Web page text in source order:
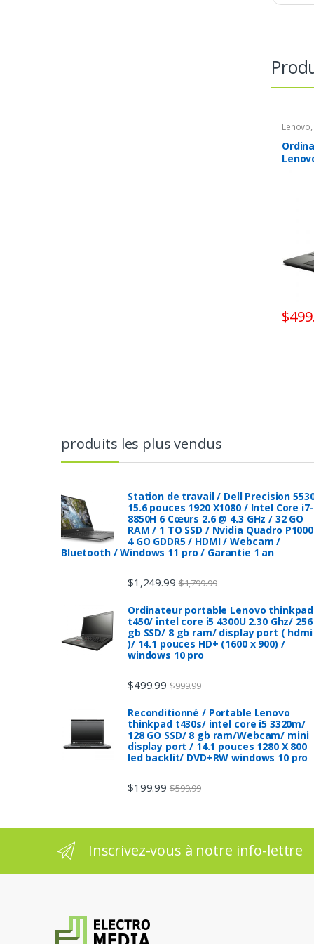
Lenovo,
ram/
14.1
900)
$
produits les plus vendus
Station de travail / Dell Precision
15.6 pouces 1920 X1080 / Intel Core i7-
8850H 6 Cœurs 2.6 @ 4.3 GHz / 32 GO
RAM / 1 TO SSD / Nvidia Quadro P1000
4 GO GDDR5 / HDMI / Webcam /
Bluetooth / Windows 11 pro / Garantie 1 an
$1,249.99 $1,799.99
Ordinateur portable Lenovo thinkpad
t450/ intel core i5 4300U 2.30 Ghz/ 256
gb SSD/ 8 gb ram/ display port ( hdmi
)/ 14.1 pouces HD+ (1600 x 900) /
windows 10 pro
$499.99 $999.99
Reconditionné / Portable Lenovo
thinkpad t430s/ intel core i5 3320m/
128 GO SSD/ 8 gb ram/Webcam/ mini
display port / 14.1 pouces 1280 X 800
led backlit/ DVD+RW windows 10 pro
$199.99 $599.99
Inscrivez-vous à notre info-lettre